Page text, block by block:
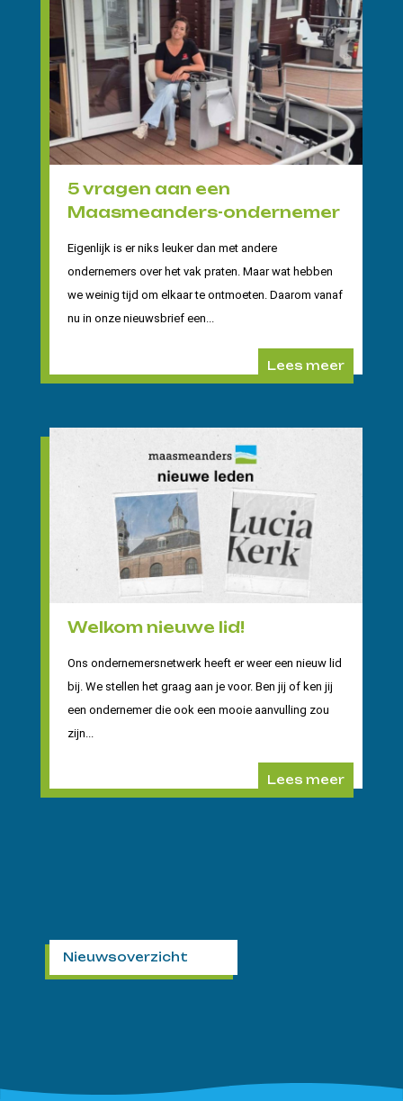
5 vragen aan een
Maasmeanders-ondernemer
Eigenlijk is er niks leuker dan met andere
ondernemers over het vak praten. Maar wat hebben
we weinig tijd om elkaar te ontmoeten. Daarom vanaf
nu in onze nieuwsbrief een...
Lees meer
Welkom nieuwe lid!
Ons ondernemersnetwerk heeft er weer een nieuw lid
bij. We stellen het graag aan je voor. Ben jij of ken jij
een ondernemer die ook een mooie aanvulling zou
zijn...
Lees meer
Nieuwsoverzicht